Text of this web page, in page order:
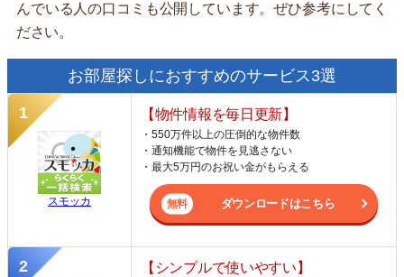
んでいる人の口コミも公開しています。ぜひ参考にしてく
ださい。
お部屋探しにおすすめのサービス3選
スモッカ
【物件情報を毎日更新】
・550万件以上の圧倒的な物件数
・通知機能で物件を見逃さない
・最大5万円のお祝い金がもらえる
ダウンロードはこちら
【シンプルで使いやすい】